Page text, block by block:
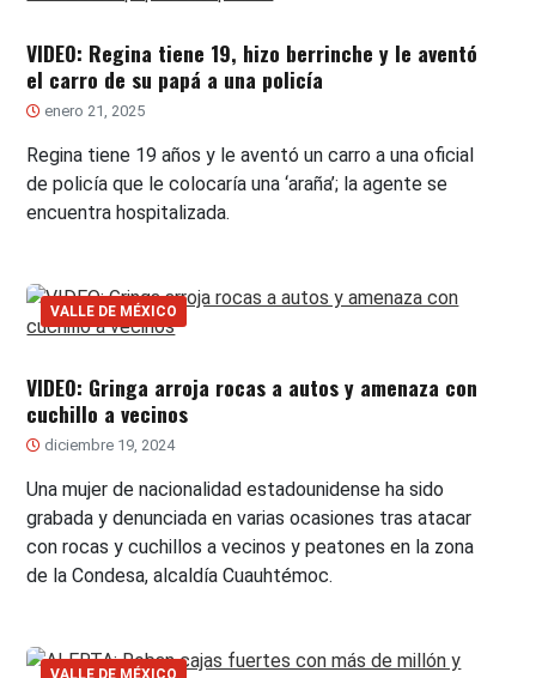
VIDEO: Regina tiene 19, hizo berrinche y le aventó
el carro de su papá a una policía
enero 21, 2025
Regina tiene 19 años y le aventó un carro a una oficial
de policía que le colocaría una ‘araña’; la agente se
encuentra hospitalizada.
VALLE DE MÉXICO
VIDEO: Gringa arroja rocas a autos y amenaza con
cuchillo a vecinos
diciembre 19, 2024
Una mujer de nacionalidad estadounidense ha sido
grabada y denunciada en varias ocasiones tras atacar
con rocas y cuchillos a vecinos y peatones en la zona
de la Condesa, alcaldía Cuauhtémoc.